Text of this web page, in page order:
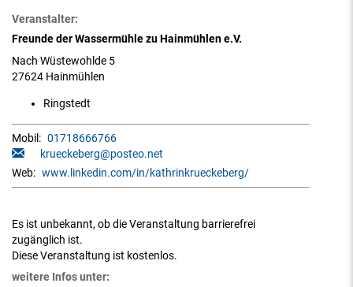
Veranstalter:
Freunde der Wassermühle zu Hainmühlen e.V.
Nach Wüstewohlde 5
27624 Hainmühlen
Ringstedt
Mobil: 01718666766
krueckeberg@posteo.net
Web: www.linkedin.com/in/kathrinkrueckeberg/
Es ist unbekannt, ob die Veranstaltung barrierefrei
zugänglich ist.
Diese Veranstaltung ist kostenlos.
weitere Infos unter: